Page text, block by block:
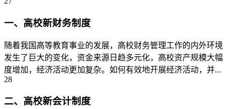
一、高校新财务制度
随着我国高等教育事业的发展，高校财务管理工作的内外环境
发生了巨大的变化，资金来源日趋多元化，高校资产规模大幅
度增加，经济活动更加复杂。如何有效地开展经济活动，并...
28
二、高校新会计制度